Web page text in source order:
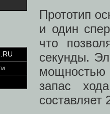
Прототип
и один
что
секунды.
мощностью
запас
составляет